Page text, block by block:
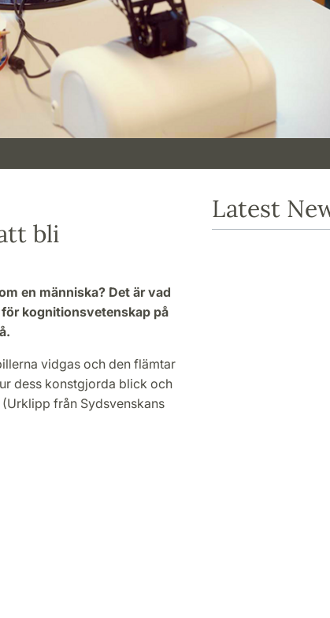
bli
en människa? Det är vad
kognitionsvetenskap på
vidgas och den flämtar
dess konstgjorda blick och
från Sydsvenskans
Latest